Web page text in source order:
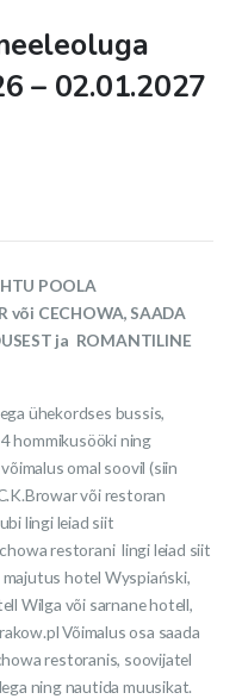
– 02.01.2027
POOLA
või CECHOWA, SAADA
ja ROMANTILINE
ühekordses bussis,
hommikusööki ning
omal soovil (siin
või restoran
lingi leiad siit
restorani lingi leiad siit
hotel Wyspiański,
Wilga või sarnane hotell,
Võimalus osa saada
restoranis, soovijatel
ning nautida muusikat.